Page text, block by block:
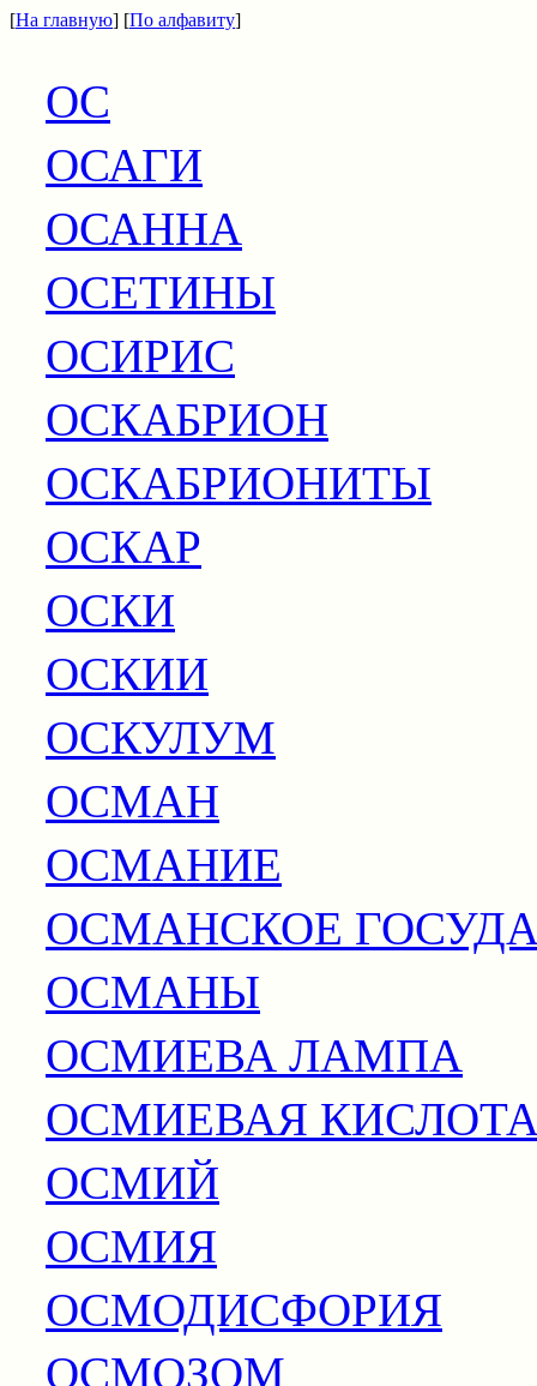
[На главную] [По алфавиту]
ОС
ОСАГИ
ОСАННА
ОСЕТИНЫ
ОСИРИС
ОСКАБРИОН
ОСКАБРИОНИТЫ
ОСКАР
ОСКИ
ОСКИИ
ОСКУЛУМ
ОСМАН
ОСМАНИЕ
ОСМАНСКОЕ
ОСМАНЫ
ОСМИЕВА ЛАМПА
ОСМИЕВАЯ
ОСМИЙ
ОСМИЯ
ОСМОДИСФОРИЯ
ОСМОЗОМ